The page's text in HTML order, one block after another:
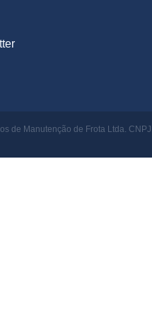
de Manutenção de Frota Ltda.